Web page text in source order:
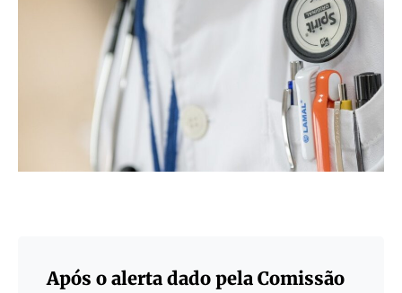
Após o alerta dado pela Comissão